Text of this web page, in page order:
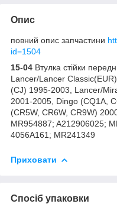
Опис
повний опис запчастини
id=1504
15-04 Втулка стійки
Lancer/Lancer
(CJ) 1995-2003, Lancer/
2001-2005, Dingo (CQ1A,
(CR5W, CR6W, CR9W)
MR954887; A212906025;
4056A161; MR241349
Приховати
Спосіб упаковки